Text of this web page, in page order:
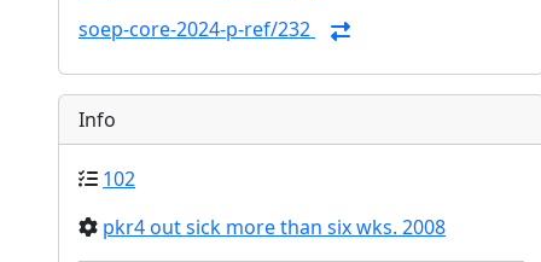
soep-core-2024-p-ref/232
Info
102
pkr4 out sick more than six wks. 2008